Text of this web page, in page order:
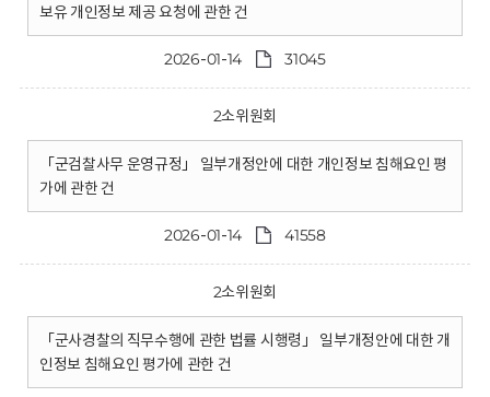
보유 개인정보 제공 요청에 관한 건
2026-01-14 31045
2소위원회
「군검찰사무 운영규정」 일부개정안에 대한 개인정보 침해요인 평
가에 관한 건
2026-01-14 41558
2소위원회
「군사경찰의 직무수행에 관한 법률 시행령」 일부개정안에 대한 개
인정보 침해요인 평가에 관한 건